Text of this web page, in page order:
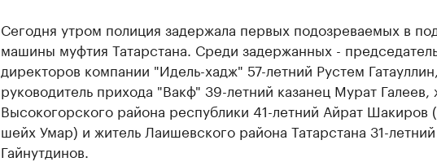
Сегодня утром полиция задержала первых подозреваемых в
машины муфтия Татарстана. Среди задержанных -
директоров компании "Идель-хадж" 57-летний Рустем Гатауллин,
руководитель прихода "Вакф" 39-летний казанец Мурат Галеев,
Высокогорского района республики 41-летний Айрат Шакиров
шейх Умар) и житель Лаишевского района Татарстана 31-
Гайнутдинов.